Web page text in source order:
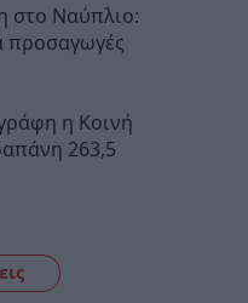
στο Ναύπλιο:
προσαγωγές
η Κοινή
263,5